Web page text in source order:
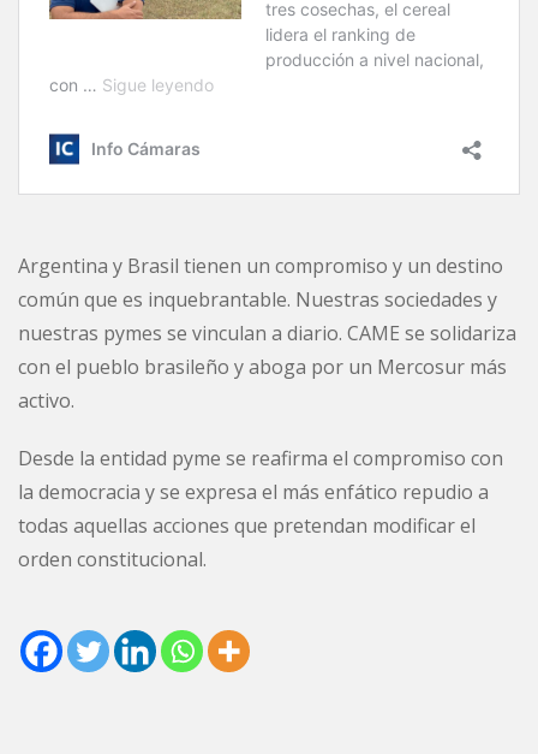
Argentina y Brasil tienen un compromiso y un destino
común que es inquebrantable. Nuestras sociedades y
nuestras pymes se vinculan a diario. CAME se solidariza
con el pueblo brasileño y aboga por un Mercosur más
activo.
Desde la entidad pyme se reafirma el compromiso con
la democracia y se expresa el más enfático repudio a
todas aquellas acciones que pretendan modificar el
orden constitucional.